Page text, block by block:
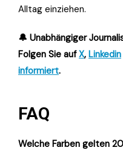
Alltag einziehen.
🔔 Unabhängiger
Folgen Sie aufX, Linkedin
informiert.
FAQ
Welche Farben gelten